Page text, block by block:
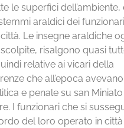
le superfici dell’ambiente,
araldici dei
Le insegne araldiche
risalgono quasi
relative ai vicari della
che all’epoca avevano
e penale su san Miniato
I funzionari che si
del loro operato in